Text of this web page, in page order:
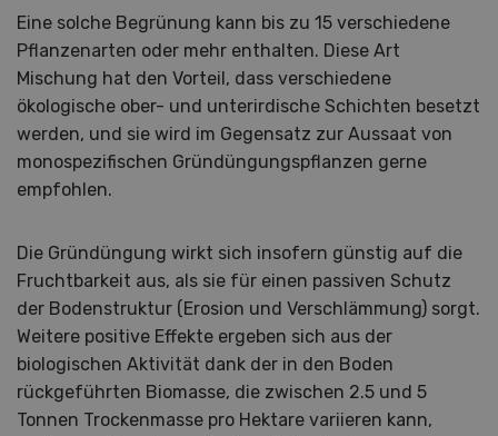
Eine solche Begrünung kann bis zu 15 verschiedene
Pflanzenarten oder mehr enthalten. Diese Art
Mischung hat den Vorteil, dass verschiedene
ökologische ober- und unterirdische Schichten besetzt
werden, und sie wird im Gegensatz zur Aussaat von
monospezifischen Gründüngungspflanzen gerne
empfohlen.
Die Gründüngung wirkt sich insofern günstig auf die
Fruchtbarkeit aus, als sie für einen passiven Schutz
der Bodenstruktur (Erosion und Verschlämmung) sorgt.
Weitere positive Effekte ergeben sich aus der
biologischen Aktivität dank der in den Boden
rückgeführten Biomasse, die zwischen 2.5 und 5
Tonnen Trockenmasse pro Hektare variieren kann,